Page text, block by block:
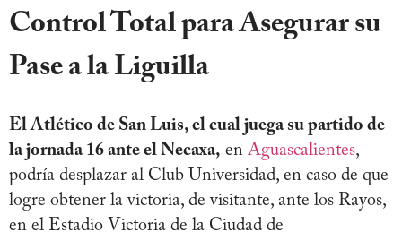
Control Total para Asegurar su
Pase a la Liguilla
El Atlético de San Luis, el cual juega su partido de
la jornada 16 ante el Necaxa, en Aguascalientes,
podría desplazar al Club Universidad, en caso de que
logre obtener la victoria, de visitante, ante los Rayos,
en el Estadio Victoria de la Ciudad de